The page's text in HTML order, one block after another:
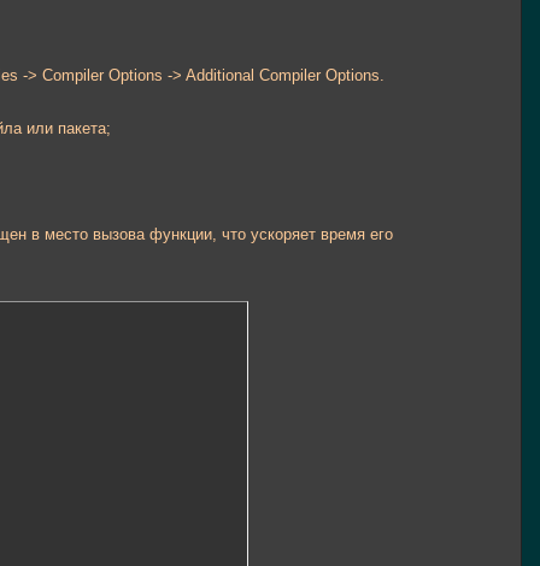
-> Compiler Options -> Additional Compiler Options.
или пакета;
в место вызова функции, что ускоряет время его